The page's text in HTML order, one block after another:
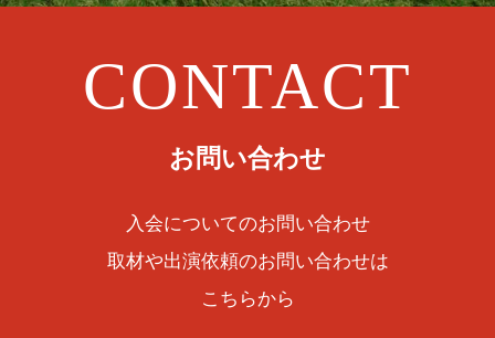
CONTACT
お問い合わせ
入会についてのお問い合わせ
取材や出演依頼のお問い合わせは
こちらから